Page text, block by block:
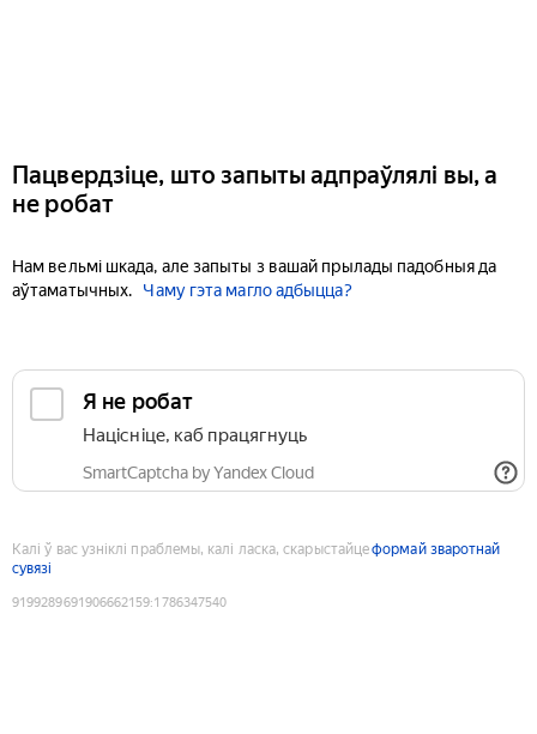
Пацвердзіце, што запыты адпраўлялі вы, а
не робат
Нам вельмі шкада, але запыты з вашай прылады падобныя да
аўтаматычных.
Чаму гэта магло адбыцца?
Я не робат
Націсніце, каб працягнуць
SmartCaptcha by Yandex Cloud
Калі ў вас узніклі праблемы, калі ласка, скарыстайцеформай зваротнай
сувязі
9199289691906662159:1786347540